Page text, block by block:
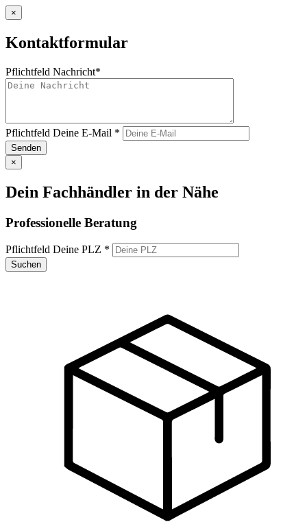
×
Kontaktformular
Pflichtfeld Nachricht*
Pflichtfeld Deine E-Mail *
Senden
×
Dein Fachhändler in der Nähe
Professionelle Beratung
Pflichtfeld Deine PLZ *
Suchen